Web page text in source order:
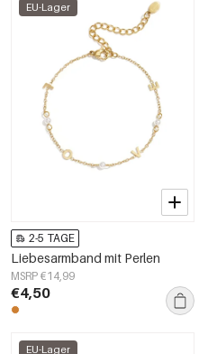
EU-Lager
2-5 TAGE
Liebesarmband mit Perlen
MSRP €14,99
€4,50
EU-Lager